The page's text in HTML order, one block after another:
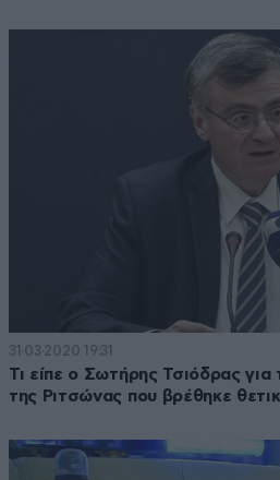
31·03·2020 19:31
Τι είπε ο Σωτήρης Τσιόδρας για
της Ριτσώνας που βρέθηκε